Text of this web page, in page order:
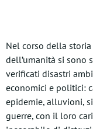
Nel corso della storia
dell’umanità si sono
verificati disastri
economici e politici:
epidemie, alluvioni,
guerre, con il loro